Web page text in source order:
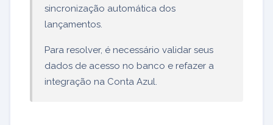
sincronização automática dos
lançamentos.
Para resolver, é necessário validar seus
dados de acesso no banco e refazer a
integração na Conta Azul.